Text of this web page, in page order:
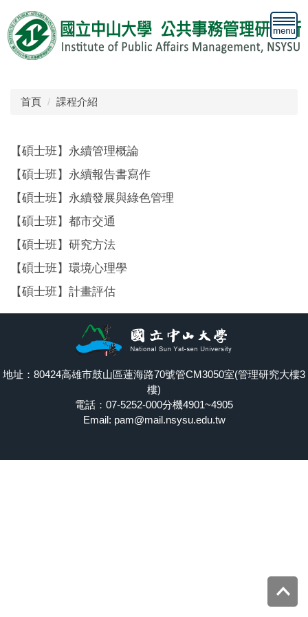
到
主
要
首頁 課程介紹
【碩士班】永續管理概論
【碩士班】永續報告書寫作
【碩士班】永續發展與綠色管理
【碩士班】都市交通
【碩士班】研究方法
【碩士班】環境心理學
【碩士班】計畫評估
地址：80424高雄市鼓山區蓮海路70號管CM3050室(管理研究大樓3
樓)
電話：07-5252-000分機4901~4905
Email: pam@mail.nsysu.edu.tw